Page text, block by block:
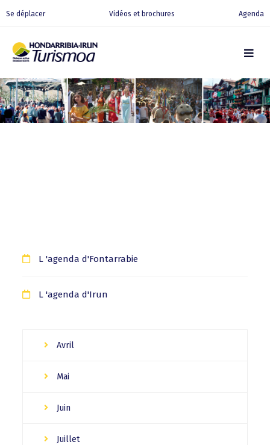
Se déplacer Vidéos et brochures Agenda
L 'agenda d'Fontarrabie
L 'agenda d'Irun
Avril
Mai
Juin
Juillet